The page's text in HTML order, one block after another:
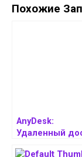
Похожие
AnyDesk:
Удаленный